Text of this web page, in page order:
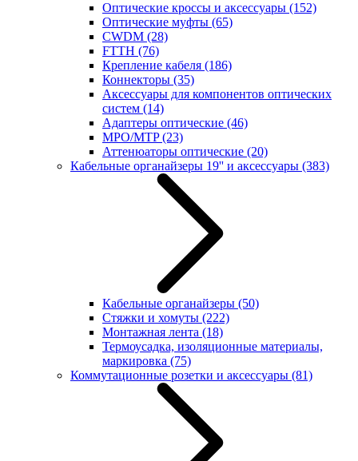
Оптические кроссы и аксессуары (152)
Оптические муфты (65)
CWDM (28)
FTTH (76)
Крепление кабеля (186)
Коннекторы (35)
Аксессуары для компонентов оптических
систем (14)
Адаптеры оптические (46)
MPO/MTP(23)
Аттенюаторы оптические (20)
Кабельные органайзеры 19'' и аксессуары (383)
Кабельные органайзеры (50)
Стяжки и хомуты (222)
Монтажная лента (18)
Термоусадка, изоляционные материалы,
маркировка (75)
Коммутационные розетки и аксессуары (81)